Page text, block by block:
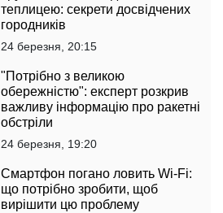
теплицею: секрети досвідчених
городників
24 березня, 20:15
"Потрібно з великою
обережністю": експерт розкрив
важливу інформацію про ракетні
обстріли
24 березня, 19:20
Смартфон погано ловить Wi-Fi:
що потрібно зробити, щоб
вирішити цю проблему